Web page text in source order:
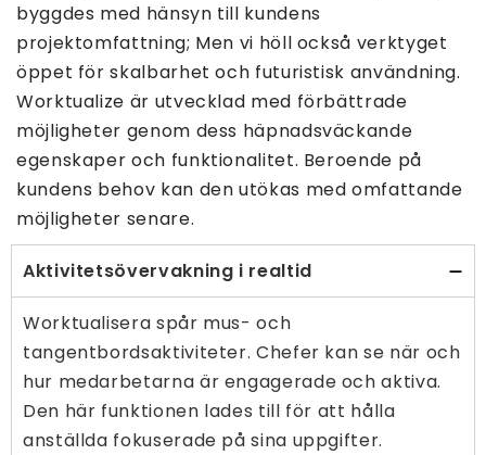
byggdes med hänsyn till kundens
projektomfattning; Men vi höll också verktyget
öppet för skalbarhet och futuristisk användning.
Worktualize är utvecklad med förbättrade
möjligheter genom dess häpnadsväckande
egenskaper och funktionalitet. Beroende på
kundens behov kan den utökas med omfattande
möjligheter senare.
Aktivitetsövervakning i realtid
Worktualisera spår mus- och
tangentbordsaktiviteter. Chefer kan se när och
hur medarbetarna är engagerade och aktiva.
Den här funktionen lades till för att hålla
anställda fokuserade på sina uppgifter.